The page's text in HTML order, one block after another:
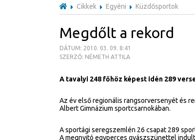
Cikkek Egyéni Küzdősportok
Megdőlt a rekord
DÁTUM: 2010. 03. 09. 8:41
SZERZŐ: NÉMETH ATTILA
A tavalyi 248 főhöz képest idén 289
Az év első regionális rangsorversenyét és
Albert Gimnázium sportcsarnokában.
A sportági seregszemlén 26 csapat 289
A megnyitó egyperces gyászszünettel